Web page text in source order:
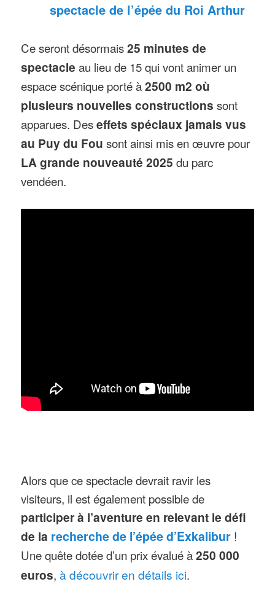
spectacle de l’épée du Roi Arthur
Ce seront désormais25 minutes de
spectacle au lieu de 15 qui vont animer un
espace scénique porté à2500 m2 où
plusieurs nouvelles constructions sont
apparues. Deseffets spéciaux jamais vus
au Puy du Fou sont ainsi mis en œuvre pour
LA grande nouveauté 2025 du parc
vendéen.
Alors que ce spectacle devrait ravir les
visiteurs, il est également possible de
participer à l’aventure en relevant le défi
de la recherche de l’épée d’Exkalibur !
Une quête dotée d’un prix évalué à250 000
euros,à découvrir en détails ici.